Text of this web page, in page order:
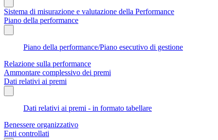
Sistema di misurazione e valutazione della Performance
Piano della performance
Piano della performance/Piano esecutivo di gestione
Relazione sulla performance
Ammontare complessivo dei premi
Dati relativi ai premi
Dati relativi ai premi - in formato tabellare
Benessere organizzativo
Enti controllati